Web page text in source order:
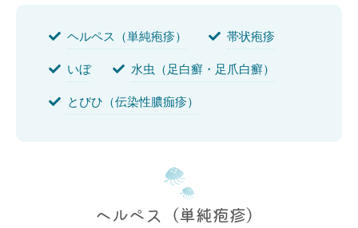
ヘルペス（単純疱疹） 帯状疱疹
いぼ 水虫（足白癬・足爪白癬）
とびひ（伝染性膿痂疹）
ヘルペス（単純疱疹）